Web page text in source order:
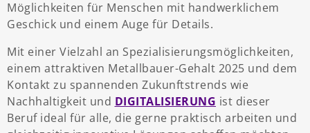
Möglichkeiten für Menschen mit handwerklichem
Geschick und einem Auge für Details.
Mit einer Vielzahl an Spezialisierungsmöglichkeiten,
einem attraktiven Metallbauer-Gehalt 2025 und dem
Kontakt zu spannenden Zukunftstrends wie
Nachhaltigkeit und DIGITALISIERUNG ist dieser
Beruf ideal für alle, die gerne praktisch arbeiten und